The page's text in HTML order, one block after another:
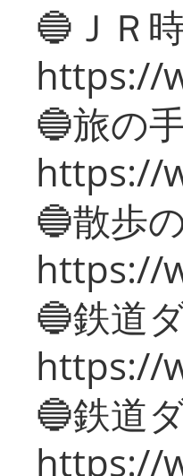
🔵ＪＲ
https://
🔵旅の
https://
🔵散歩
https://
🔵鉄道
https://
🔵鉄道
https://